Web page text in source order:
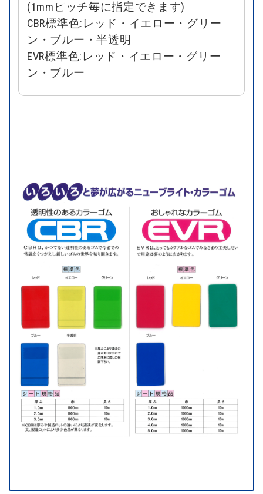
(1mmピッチ毎に指定できます)
CBR標準色:レッド・イエロー・グリー
ン・ブルー・半透明
EVR標準色:レッド・イエロー・グリー
ン・ブルー